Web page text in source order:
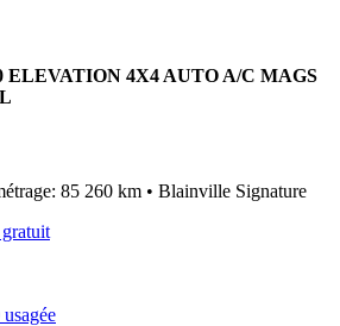
ELEVATION 4X4 AUTO A/C MAGS
85 260 km • Blainville Signature